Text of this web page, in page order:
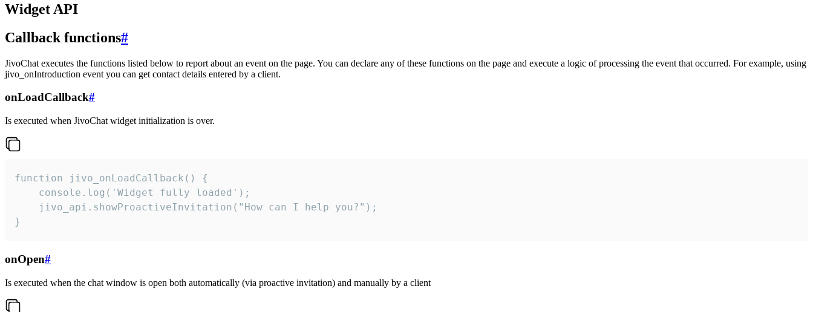
Widget API
Callback functions#
JivoChat executes the functions listed below to report about an event on the page. You can declare any of these functions on the page and execute a logic of processing the event that occurred. For example, using
jivo_onIntroduction event you can get contact details entered by a client.
onLoadCallback#
Is executed when JivoChat widget initialization is over.
function jivo_onLoadCallback() {
    console.log('Widget fully loaded');
    jivo_api.showProactiveInvitation("How can I help you?");
}
onOpen#
Is executed when the chat window is open both automatically (via proactive invitation) and manually by a client